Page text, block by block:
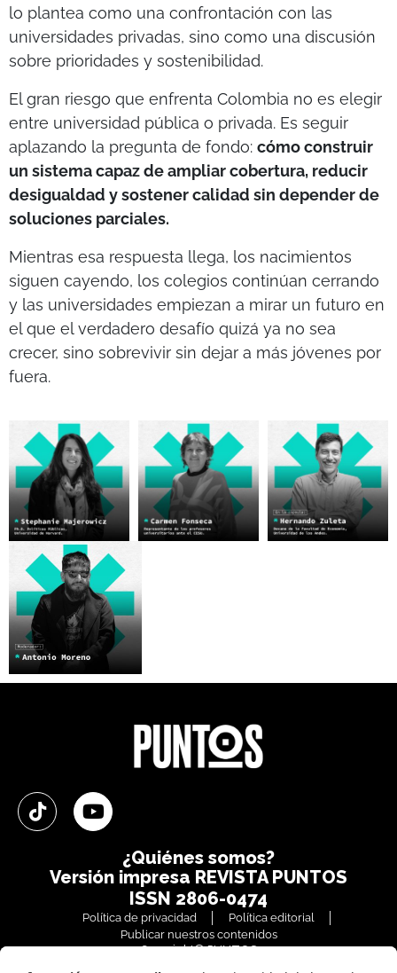
lo plantea como una confrontación con las
universidades privadas, sino como una discusión
sobre prioridades y sostenibilidad.
El gran riesgo que enfrenta Colombia no es elegir
entre universidad pública o privada. Es seguir
aplazando la pregunta de fondo: cómo construir
un sistema capaz de ampliar cobertura, reducir
desigualdad y sostener calidad sin depender de
soluciones parciales.
Mientras esa respuesta llega, los nacimientos
siguen cayendo, los colegios continúan cerrando
y las universidades empiezan a mirar un futuro en
el que el verdadero desafío quizá ya no sea
crecer, sino sobrevivir sin dejar a más jóvenes por
fuera.
¿Quiénes somos?
Versión impresa REVISTA PUNTOS
ISSN 2806-0474
Política de privacidad
Política editorial
Publicar nuestros contenidos
Copyright© PUNTOS